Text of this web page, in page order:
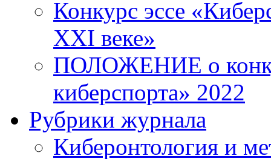
Конкурс эссе
XXI веке»
ПОЛОЖЕНИЕ о
киберспорта» 2022
Рубрики журнала
Киберонтология и